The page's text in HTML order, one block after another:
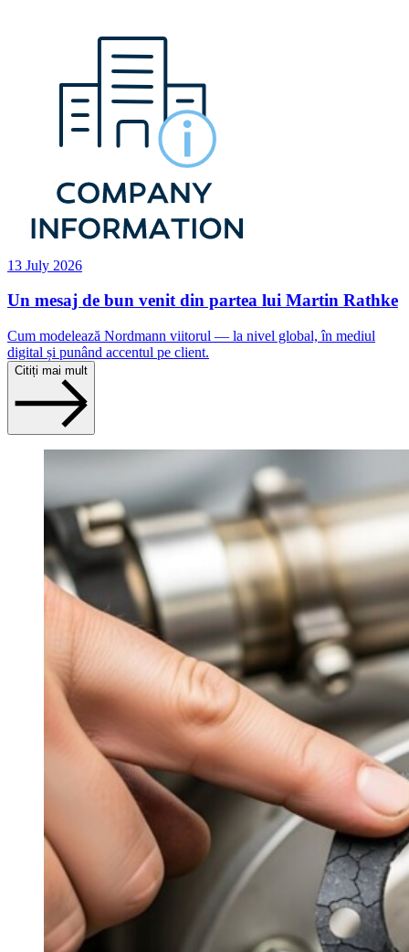
13 July 2026
Un mesaj de bun venit din partea lui Martin Rathke
Cum modelează Nordmann viitorul — la nivel global, în mediul
digital și punând accentul pe client.
Citiți mai mult